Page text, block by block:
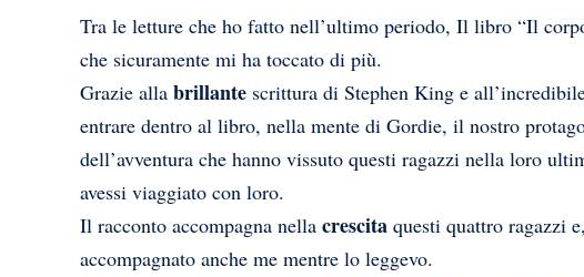
Tra le letture che ho fatto nell’ultimo periodo, Il libro “Il
che sicuramente mi ha toccato di più.
Grazie alla brillante scrittura di Stephen King e
entrare dentro al libro, nella mente di Gordie, il nostro
dell’avventura che hanno vissuto questi ragazzi nella loro
avessi viaggiato con loro.
Il racconto accompagna nella crescita questi quattro ragazzi
accompagnato anche me mentre lo leggevo.